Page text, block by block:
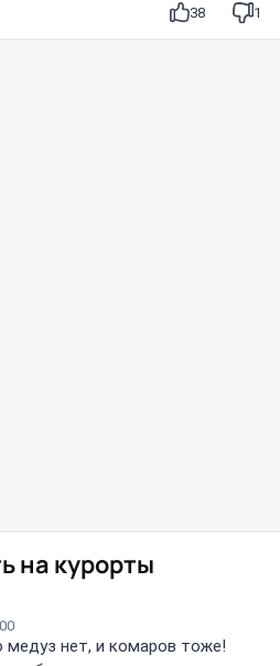
38 1
на курорты
медуз нет, и комаров тоже!